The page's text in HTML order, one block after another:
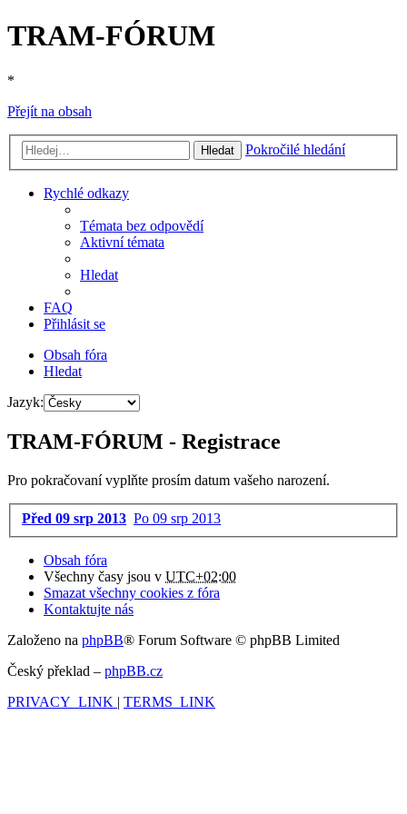
TRAM-FÓRUM
*
Přejít na obsah
Hledat Pokročilé hledání
Rychlé odkazy
Témata bez odpovědí
Aktivní témata
Hledat
FAQ
Přihlásit se
Obsah fóra
Hledat
Jazyk:
TRAM-FÓRUM - Registrace
Pro pokračovaní vyplňte prosím datum vašeho narození.
Před 09 srp 2013 Po 09 srp 2013
Obsah fóra
Všechny časy jsou v UTC+02:00
Smazat všechny cookies z fóra
Kontaktujte nás
Založeno na phpBB® Forum Software © phpBB Limited
Český překlad – phpBB.cz
PRIVACY_LINK | TERMS_LINK